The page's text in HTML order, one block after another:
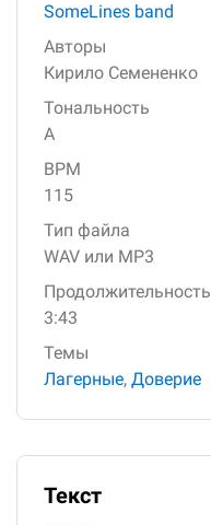
SomeLines band
Авторы
Кирило Семененко
Тональность
A
BPM
115
Тип файла
WAV или MP3
Продолжительность
3:43
Темы
Лагерные, Доверие
Текст